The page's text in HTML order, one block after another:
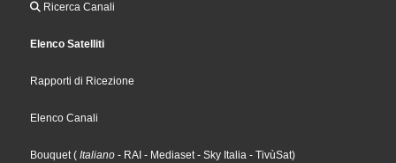
Ricerca Canali
Elenco Satelliti
Rapporti di Ricezione
Elenco Canali
Bouquet( Italiano - RAI - Mediaset- Sky Italia - TivùSat)